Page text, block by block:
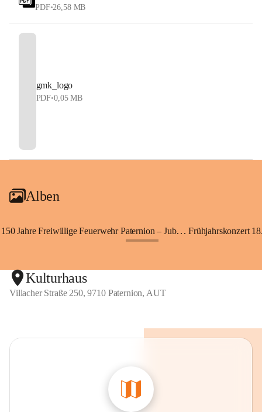
PDF•26,58 MB
gmk_logo
PDF•0,05 MB
Alben
150 Jahre Freiwillige Feuerwehr Paternion – Jubiläumsfest Frühjahrskonzert
Kulturhaus
Villacher Straße 250, 9710 Paternion, AUT